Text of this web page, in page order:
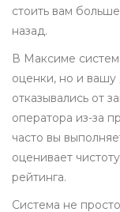
стоить вам
назад.
В Максиме
оценки, но и вашу
отказывались от
оператора из-за
часто вы
оценивает
рейтинга.
Система не